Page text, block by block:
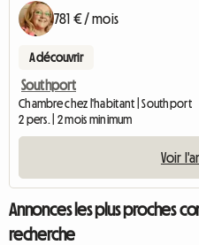
781 € / mois
A découvrir
Southport
Chambre chez l'habitant | Southport
2 pers. | 2 mois minimum
Voir
Annonces les plus proches
recherche